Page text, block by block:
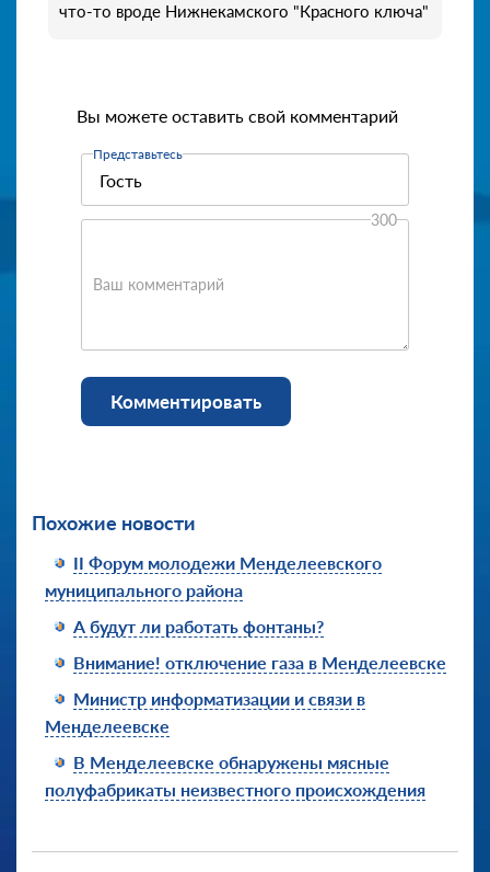
что-то вроде Нижнекамского "Красного ключа"
Вы можете оставить свой комментарий
Представьтесь
Ваш комментарий
300
Комментировать
Похожие новости
II Форум молодежи Менделеевского
муниципального района
А будут ли работать фонтаны?
Внимание! отключение газа в Менделеевске
Министр информатизации и связи в
Менделеевске
В Менделеевске обнаружены мясные
полуфабрикаты неизвестного происхождения